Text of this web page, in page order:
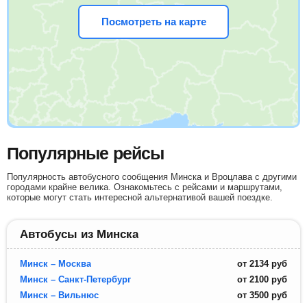
Посмотреть на карте
Популярные рейсы
Популярность автобусного сообщения Минска и Вроцлава с другими
городами крайне велика. Ознакомьтесь с рейсами и маршрутами,
которые могут стать интересной альтернативой вашей поездке.
Автобусы из Минска
Минск – Москва от 2134 руб
Минск – Санкт-Петербург
от 2100 руб
Минск – Вильнюс
от 3500 руб